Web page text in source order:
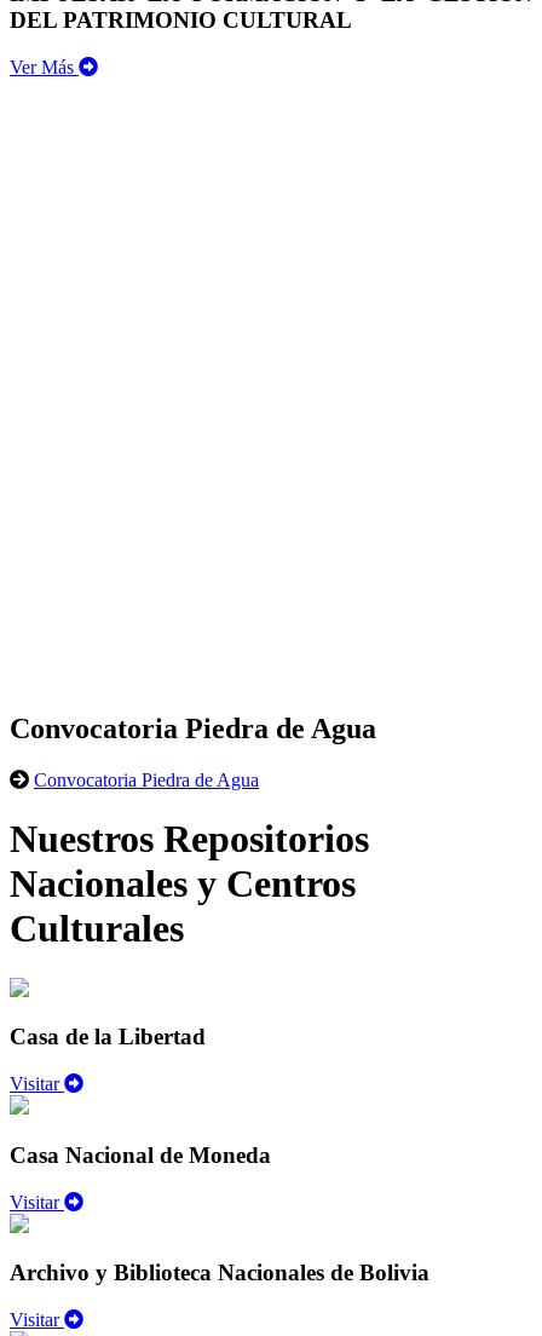
DEL PATRIMONIO CULTURAL
Ver Más
Convocatoria Piedra de Agua
Convocatoria Piedra de Agua
Nuestros Repositorios
Nacionales y Centros
Culturales
Casa de la Libertad
Visitar
Casa Nacional de Moneda
Visitar
Archivo y Biblioteca Nacionales de Bolivia
Visitar